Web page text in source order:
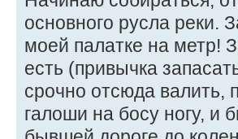
основного русла реки.
моей палатке на метр!
есть (привычка
срочно отсюда валить,
галоши на босу ногу, и